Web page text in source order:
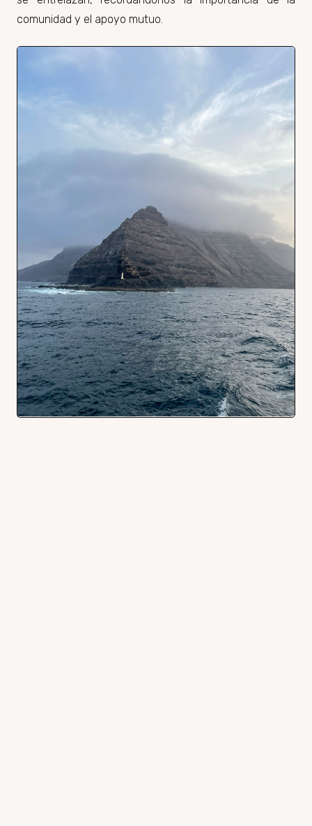
comunidad y el apoyo mutuo.